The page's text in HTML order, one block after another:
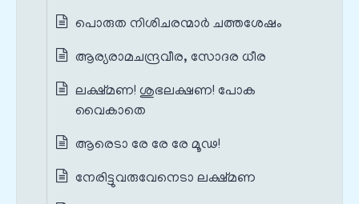
പൊരുത നിശിചരന്മാർ ചത്തശേഷം
ആര്യരാമചന്ദ്രവീര, സോദര ധീര
ലക്ഷ്മണ! ശുഭലക്ഷണ! പോക
വൈകാതെ
ആരെടാ രേ രേ രേ മൂഢ!
നേരിട്ടുവരുവേനെടാ ലക്ഷ്മണ